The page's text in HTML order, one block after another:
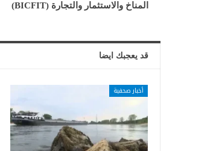
المناخ والاستثمار والتجارة (BICFIT)
قد يعجبك ايضا
أخبار صحفية